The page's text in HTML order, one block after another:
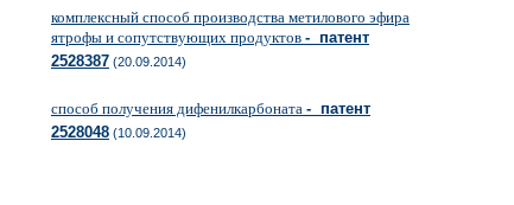
комплексный способ производства метилового эфира
ятрофы и сопутствующих продуктов - патент
2528387 (20.09.2014)
способ получения дифенилкарбоната - патент
2528048 (10.09.2014)